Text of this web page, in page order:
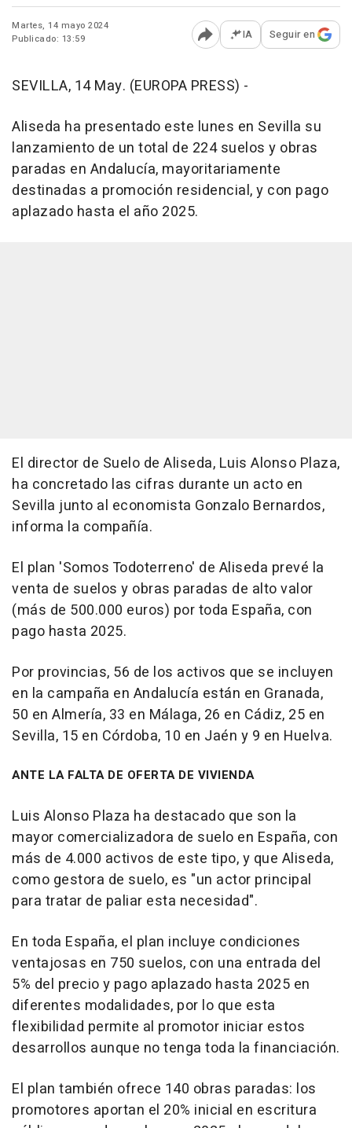
Martes, 14 mayo 2024
Publicado: 13:59
Abrir opciones para
IA Seguir en
SEVILLA, 14 May. (EUROPA PRESS) -
Aliseda ha presentado este lunes en Sevilla su
lanzamiento de un total de 224 suelos y obras
paradas en Andalucía, mayoritariamente
destinadas a promoción residencial, y con pago
aplazado hasta el año 2025.
El director de Suelo de Aliseda, Luis Alonso Plaza,
ha concretado las cifras durante un acto en
Sevilla junto al economista Gonzalo Bernardos,
informa la compañía.
El plan 'Somos Todoterreno' de Aliseda prevé la
venta de suelos y obras paradas de alto valor
(más de 500.000 euros) por toda España, con
pago hasta 2025.
Por provincias, 56 de los activos que se incluyen
en la campaña en Andalucía están en Granada,
50 en Almería, 33 en Málaga, 26 en Cádiz, 25 en
Sevilla, 15 en Córdoba, 10 en Jaén y 9 en Huelva.
ANTE LA FALTA DE OFERTA DE VIVIENDA
Luis Alonso Plaza ha destacado que son la
mayor comercializadora de suelo en España, con
más de 4.000 activos de este tipo, y que Aliseda,
como gestora de suelo, es "un actor principal
para tratar de paliar esta necesidad".
En toda España, el plan incluye condiciones
ventajosas en 750 suelos, con una entrada del
5% del precio y pago aplazado hasta 2025 en
diferentes modalidades, por lo que esta
flexibilidad permite al promotor iniciar estos
desarrollos aunque no tenga toda la financiación.
El plan también ofrece 140 obras paradas: los
promotores aportan el 20% inicial en escritura